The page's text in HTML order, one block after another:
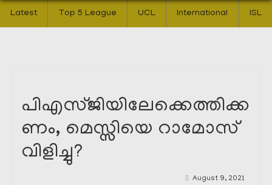
Latest Top 5 League UCL International ISL
പിഎസ്ജിയിലേക്കെത്തിക്ക
ണം, മെസ്സിയെ റാമോസ്
വിളിച്ചു?
August 9, 2021